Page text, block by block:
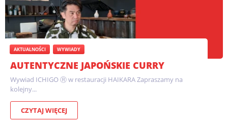
AKTUALNOŚCI WYWIADY
AUTENTYCZNE JAPOŃSKIE CURRY
Wywiad ICHIGO Ⓡ w restauracji HAIKARA Zapraszamy na
kolejny...
CZYTAJ WIĘCEJ